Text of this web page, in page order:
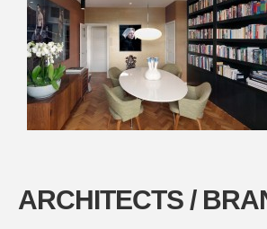
ARCHITECTS /